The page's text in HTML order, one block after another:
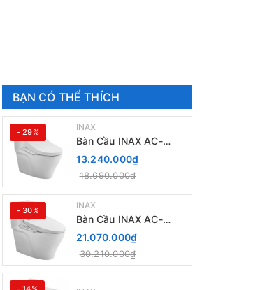
BẠN CÓ THỂ THÍCH
- 29% INAX
Bàn Cầu INAX AC-
989+ Nắp Điện Tử CW-
H18VN
13.240.000₫
18.690.000₫
- 30% INAX
Bàn Cầu INAX AC-
989+ Nắp rửa điện Tử
CW-H20VN
21.070.000₫
30.210.000₫